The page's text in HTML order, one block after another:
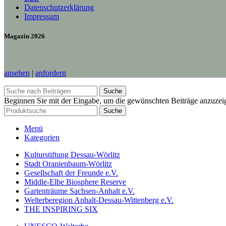
Datenschutzerklärung
Impressum
Magazin 2026
ansehen | anfordern
Suche
Beginnen Sie mit der Eingabe, um die gewünschten Beiträge
Suche
Menü
Kategorien
Kulturstiftung Dessau-Wörlitz
Stadt Oranienbaum-Wörlitz
Gesellschaft der Freunde e.V.
Middle-Elbe Biosphere Reserve
Gartenträume Sachsen-Anhalt e.V.
Welterberegion Anhalt-Dessau-Wittenberg e.V.
THE INSPIRING SIX